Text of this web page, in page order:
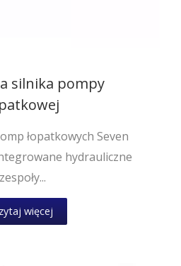
silnika pompy
łopatkowych Seven
hydrauliczne
zespoły...
więcej